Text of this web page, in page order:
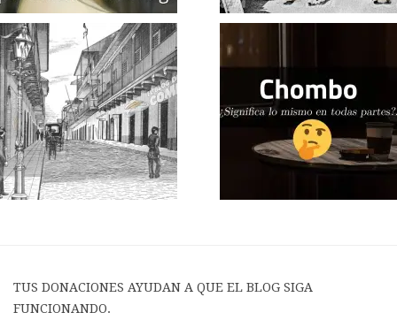
TUS DONACIONES AYUDAN A QUE EL BLOG SIGA
FUNCIONANDO.